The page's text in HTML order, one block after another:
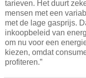
tarieven. Het duurt
mensen met een
met de lage gasprijs.
inkoopbeleid van
om nu voor een
kiezen, omdat
profiteren.”